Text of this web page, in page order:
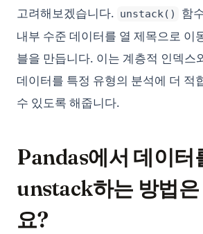
고려해보겠습니다. unstack()
함
내부 수준 데이터를 열 제목으로 이
블을 만듭니다. 이는 계층적 인덱스
데이터를 특정 유형의 분석에 더 적
수 있도록 해줍니다.
Pandas에서 데이터
unstack하는 방법
요?